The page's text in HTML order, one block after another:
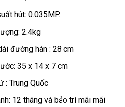
hút: 0.035MP.
2.4kg
đường hàn : 28 cm
35 x 14 x 7 cm
: Trung Quốc
12 tháng và bảo trì mãi mãi